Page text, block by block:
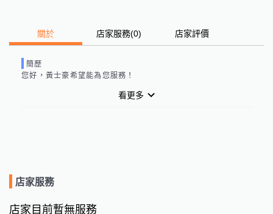
關於 店家服務(0) 店家評價
簡歷
您好， 黃士豪希望能為您服務！
看更多
店家服務
店家目前暫無服務